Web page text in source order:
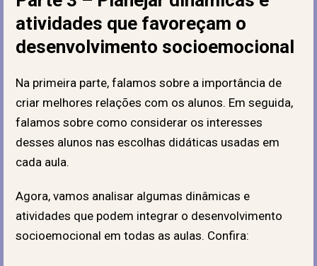
atividades que favoreçam o
desenvolvimento socioemocional
Na primeira parte, falamos sobre a importância de
criar melhores relações com os alunos. Em seguida,
falamos sobre como considerar os interesses
desses alunos nas escolhas didáticas usadas em
cada aula.
Agora, vamos analisar algumas dinâmicas e
atividades que podem integrar o desenvolvimento
socioemocional em todas as aulas. Confira: